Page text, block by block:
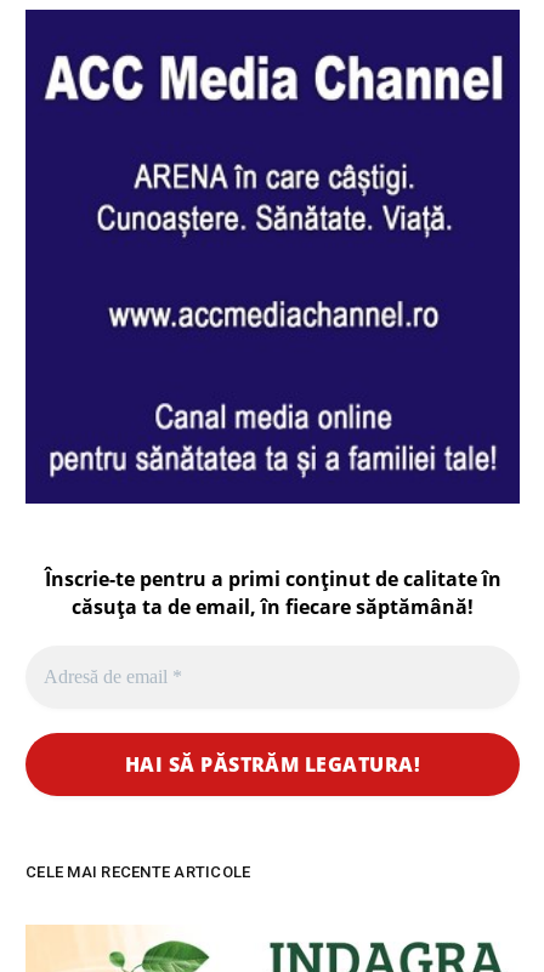
Înscrie-te pentru a primi conținut de calitate în
căsuța ta de email, în fiecaresăptămână!
CELE MAI RECENTE ARTICOLE